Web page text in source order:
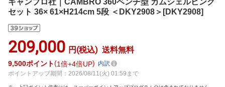
キャンブロ社｜CAMBRO 360ベンチ型 カムシェルビング
セット 36× 61×H214cm 5段 ＜DKY2908＞[DKY2908]
209,000 円(税込) 送料無料
9,500ポイント 1倍 4倍UP
内訳
ポイントアップ期間：2026/08/11(火) 01:59まで